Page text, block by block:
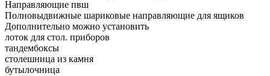
Направляющие пвш
Полновыдвижные шариковые направляющие для ящиков
Дополнительно можно установить
лоток для стол. приборов
тандембоксы
столешница из камня
бутылочница